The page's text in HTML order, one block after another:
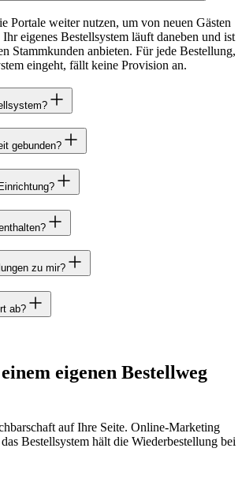
Portale weiter nutzen, um von neuen Gästen
eigenes Bestellsystem läuft daneben und ist
Stammkunden anbieten. Für jede Bestellung,
eingeht, fällt keine Provision an.
gebunden?
zu mir?
ab?
eigenen Bestellweg
auf Ihre Seite. Online-Marketing
Bestellsystem hält die Wiederbestellung bei